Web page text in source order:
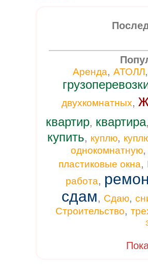
Аренда, АТОЛЛ
двухкомнатных,
квартир, квартира
купить, куплю,
однокомнатную
пластиковые окна,
работа,
сдам, Сдаю,
Строительство,